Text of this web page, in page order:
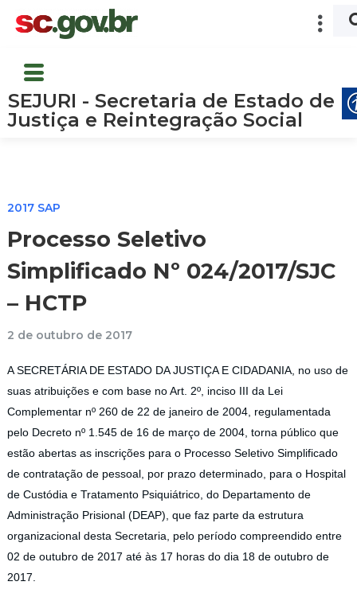
SEJURI - Secretaria de Estado de
Justiça e Reintegração Social
2017 SAP
Processo Seletivo
Simplificado Nº 024/2017/SJC
– HCTP
2 de outubro de 2017
A SECRETÁRIA DE ESTADO DA JUSTIÇA E CIDADANIA, no uso de
suas atribuições e com base no Art. 2º, inciso III da Lei
Complementar nº 260 de 22 de janeiro de 2004, regulamentada
pelo Decreto nº 1.545 de 16 de março de 2004, torna público que
estão abertas as inscrições para o Processo Seletivo Simplificado
de contratação de pessoal, por prazo determinado, para o Hospital
de Custódia e Tratamento Psiquiátrico, do Departamento de
Administração Prisional (DEAP), que faz parte da estrutura
organizacional desta Secretaria, pelo período compreendido entre
02 de outubro de 2017 até às 17 horas do dia 18 de outubro de
2017.